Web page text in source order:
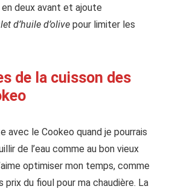
deux avant et ajoute
d’huile d’olive pour limiter les
de la cuisson des
avec le Cookeo quand je pourrais
de l’eau comme au bon vieux
optimiser mon temps, comme
prix du fioul pour ma chaudière. La